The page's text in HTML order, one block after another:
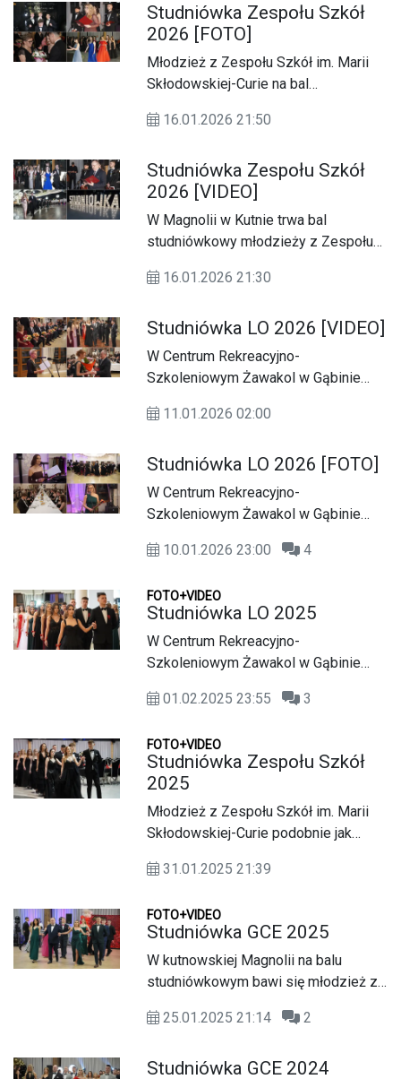
Studniówka Zespołu Szkół
2026 [FOTO]
Młodzież z Zespołu Szkół im. Marii
Skłodowskiej-Curie na bal
Magnolię w Kutnie.
16.01.2026 21:50
Studniówka Zespołu Szkół
2026 [VIDEO]
W Magnolii w Kutnie trwa bal
studniówkowy młodzieży z Zespołu
16.01.2026 21:30
Studniówka LO 2026 [VIDEO]
W Centrum Rekreacyjno-
Szkoleniowym Żawakol w Gąbinie
Liceum Ogólnokształcącego im.
11.01.2026 02:00
Studniówka LO 2026 [FOTO]
W Centrum Rekreacyjno-
Szkoleniowym Żawakol w Gąbinie
Liceum Ogólnokształcącego im.
10.01.2026 23:00 4
FOTO+VIDEO
Studniówka LO 2025
W Centrum Rekreacyjno-
Szkoleniowym Żawakol w Gąbinie
Liceum Ogólnokształcącego im.
01.02.2025 23:55 3
FOTO+VIDEO
Studniówka Zespołu Szkół
2025
Młodzież z Zespołu Szkół im. Marii
Skłodowskiej-Curie podobnie jak
studniówkowy wybrała ponownie
31.01.2025 21:39
FOTO+VIDEO
Studniówka GCE 2025
W kutnowskiej Magnolii na balu
studniówkowym bawi się młodzież z
Edukacyjnego.
25.01.2025 21:14 2
Studniówka GCE 2024